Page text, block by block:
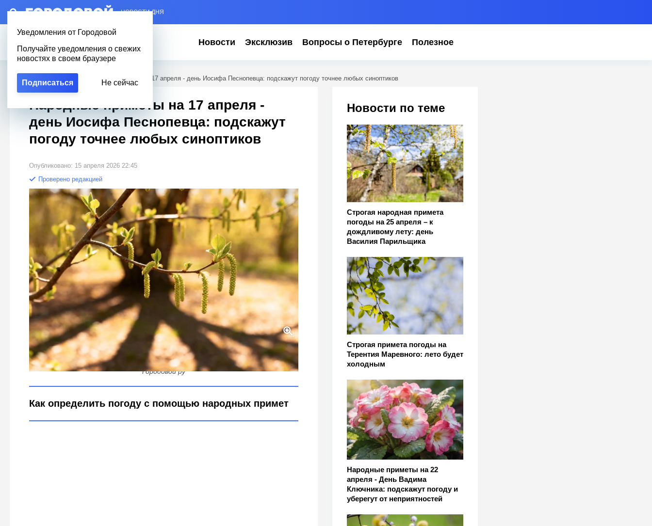
– НОВОСТИ ДНЯ
Уведомления от Городовой
Получайте уведомления о свежих
новостях в своем браузере
Подписаться Не сейчас
Новости Эксклюзив Вопросы о Петербурге Полезное
Городовой Народные приметы на 17 апреля - день Иосифа Песнопевца: подскажут погоду точнее любых синоптиков
Новости по теме
Строгая народная примета
погоды на 25 апреля – к
дождливому лету: день
Василия Парильщика
Строгая примета погоды на
Терентия Маревного: лето будет
холодным
Народные приметы на 22
апреля - День Вадима
Ключника: подскажут погоду и
уберегут от неприятностей
Народные приметы на 17 апреля -
день Иосифа Песнопевца: подскажут
погоду точнее любых синоптиков
Опубликовано: 15 апреля 2026 22:45
Проверено редакцией
Народные приметы на 17 апреля - день Иосифа Песнопевца: подскажут погоду
точнее любых синоптиков
Городовой ру
Как определить погоду с помощью народных примет